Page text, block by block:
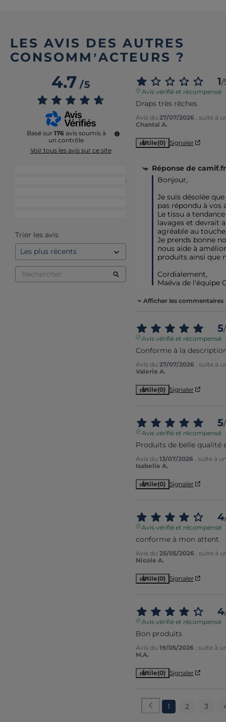
LES AVIS DES AUTRES
CONSOMM’ACTEURS ?
4.7/5
Basé sur 176 avis soumis à
un contrôle
Voir tous les avis sur ce site
137
29
5
4
Trier les avis
1/
Avis vérifié et récompensé
Draps très rêches
Avis du 27/07/2026
, suite à
Chantal A.
Utile(0) Signaler
Réponse de camif.fr
Bonjour,
Je suis désolée
pas répondu à
Le tissu a
lavages et devrait
agréable au
Je prends bonne
nous aide à
produits ainsi que
Cordialement,
Maéva de l'équipe
Afficher les commentaires
5/
Avis vérifié et récompensé
Conforme à la
Avis du 27/07/2026
, suite à
Valerie A.
Utile(0) Signaler
5/
Avis vérifié et récompensé
Produits de belle qualité
Avis du 13/07/2026
, suite à
Isabelle A.
Utile(0) Signaler
4
Avis vérifié et récompensé
conforme à mon attent
Avis du 25/05/2026
, suite à
Nicole A.
Utile(0) Signaler
4
Avis vérifié et récompensé
Bon produits
Avis du 19/05/2026
, suite à
M.A.
Utile(0) Signaler
1 2 3